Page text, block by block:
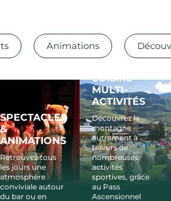
Animations
SPECTACLES
&
ANIMATIONS
Retrouvez tous
les jours une
atmosphère
conviviale autour
du bar ou en
LOISIRS
MULTI-
ACTIVITÉS
Découvrez la
montagne
autrement à
travers de
nombreuses
activités
sportives, grâce
au Pass
Ascensionnel